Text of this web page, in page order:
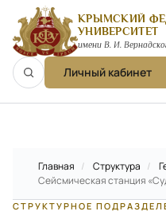
КРЫМСКИЙ
УНИВЕРСИТЕТ
имени В. И.
Личный кабинет
Главная / Структура /
Сейсмическая станция
СТРУКТУРНОЕ